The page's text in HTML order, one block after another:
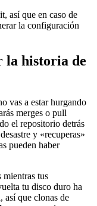
así que en caso de
la configuración
la historia de
vas a estar hurgando
merges o pull
el repositorio detrás
y «recuperas»
pueden haber
mientras tus
tu disco duro ha
así que clonas de